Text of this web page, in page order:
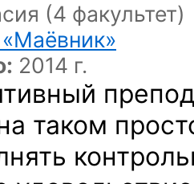
(4 факультет)
«Маёвник»
2014 г.
таком